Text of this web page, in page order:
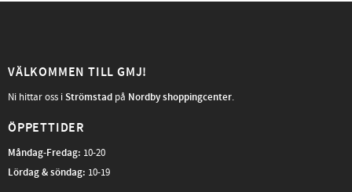
VÄLKOMMEN TILL GMJ!
Ni hittar oss iStrömstad på Nordby shoppingcenter.
ÖPPETTIDER
Måndag-Fredag: 10-20
Lördag & söndag: 10-19